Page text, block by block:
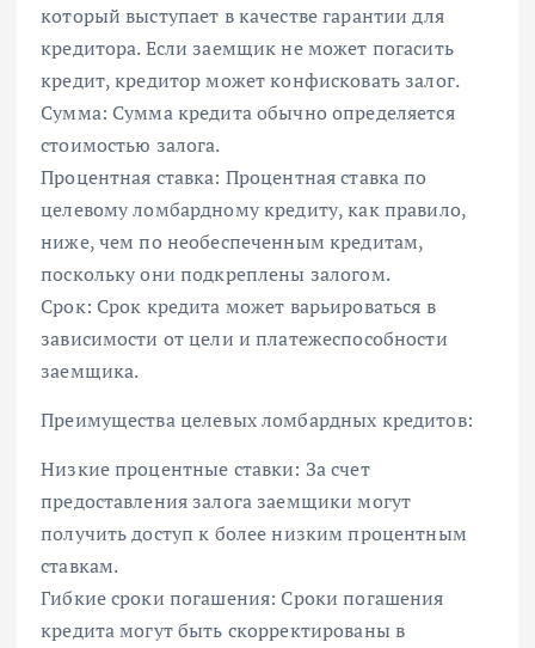
который выступает в качестве гарантии для
кредитора. Если заемщик не может погасить
кредит, кредитор может конфисковать залог.
Сумма: Сумма кредита обычно определяется
стоимостью залога.
Процентная ставка: Процентная ставка по
целевому ломбардному кредиту, как правило,
ниже, чем по необеспеченным кредитам,
поскольку они подкреплены залогом.
Срок: Срок кредита может варьироваться в
зависимости от цели и платежеспособности
заемщика.
Преимущества целевых ломбардных кредитов:
Низкие процентные ставки: За счет
предоставления залога заемщики могут
получить доступ к более низким процентным
ставкам.
Гибкие сроки погашения: Сроки погашения
кредита могут быть скорректированы в